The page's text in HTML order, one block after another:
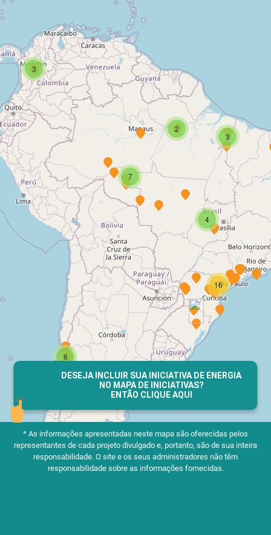
DESEJA INCLUIR SUA INICIATIVA DE ENERGIA
NO MAPA DE INICIATIVAS?
ENTÃO CLIQUE AQUI
* As informações apresentadas neste mapa são oferecidas pelos
representantes de cada projeto divulgado e, portanto, são de sua inteira
responsabilidade. O site e os seus administradores não têm
responsabilidade sobre as informações fornecidas.